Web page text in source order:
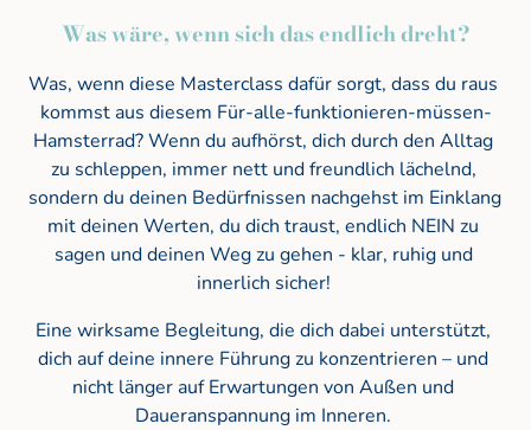
Was wäre, wenn sich das endlich dreht?
Was, wenn diese Masterclass dafür sorgt, dass du raus
kommst aus diesem Für-alle-funktionieren-müssen-
Hamsterrad? Wenn du aufhörst, dich durch den Alltag
zu schleppen, immer nett und freundlich lächelnd,
sondern du deinen Bedürfnissen nachgehst im Einklang
mit deinen Werten, du dich traust, endlich NEIN zu
sagen und deinen Weg zu gehen - klar, ruhig und
innerlich sicher!
Eine wirksame Begleitung, die dich dabei unterstützt,
dich auf deine innere Führung zu konzentrieren – und
nicht länger auf Erwartungen von Außen und
Daueranspannung im Inneren.